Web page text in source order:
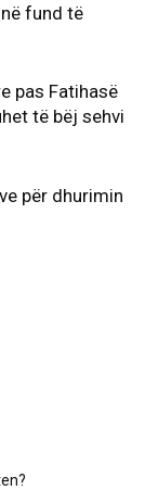
fund të
pas Fatihasë
të bëj sehvi
për dhurimin